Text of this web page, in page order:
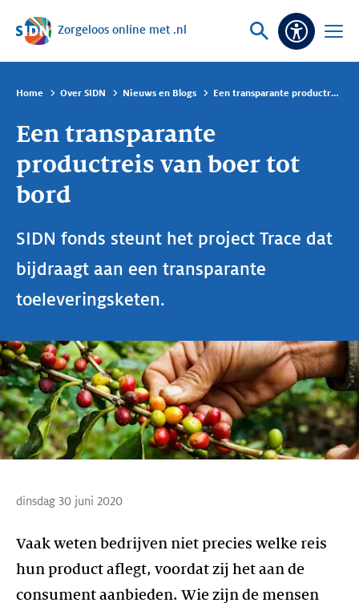
Sla navigatie over
Zorgeloos online met .nl
Vraag
Open
Home Over SIDN Nieuws en Blogs Een transparante productreis van boer tot bord
Een transparante
productreis van boer tot
bord
SIDN fonds steunt het project Trace dat
bijdraagt aan een transparante
toeleveringsketen.
dinsdag 30 juni 2020
Vaak weten bedrijven niet precies welke reis
hun product aflegt, voordat zij het aan de
consument aanbieden. Wie zijn de mensen